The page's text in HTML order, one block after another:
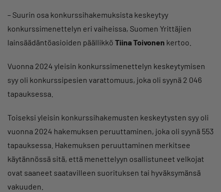
– Suurin osa konkurssihakemuksista keskeytyy
konkurssimenettelyn eri vaiheissa, Suomen Yrittäjien
lainsäädäntöasioiden päällikkö Tiina Toivonen kertoo.
Vuonna 2024 yleisin konkurssimenettelyn keskeytymisen
syy oli konkurssipesien varattomuus, joka oli syynä 2 046
tapauksessa.
Toiseksi yleisin konkurssihakemusten keskeytysten syy oli
vuonna 2024 hakemuksen peruuttaminen, joka oli syynä 553
tapauksessa. Hakemuksen peruuttaminen merkitsee
käytännössä sitä, että menettelyyn osallistuneet velkojat
ovat saaneet saatavilleen suorituksen tai hyväksymänsä
vakuuden.